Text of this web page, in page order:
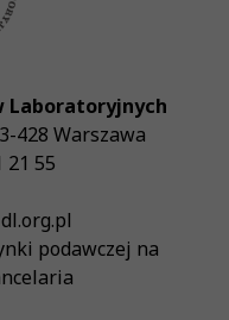
Laboratoryjnych
428 Warszawa
21 55
podawczej na